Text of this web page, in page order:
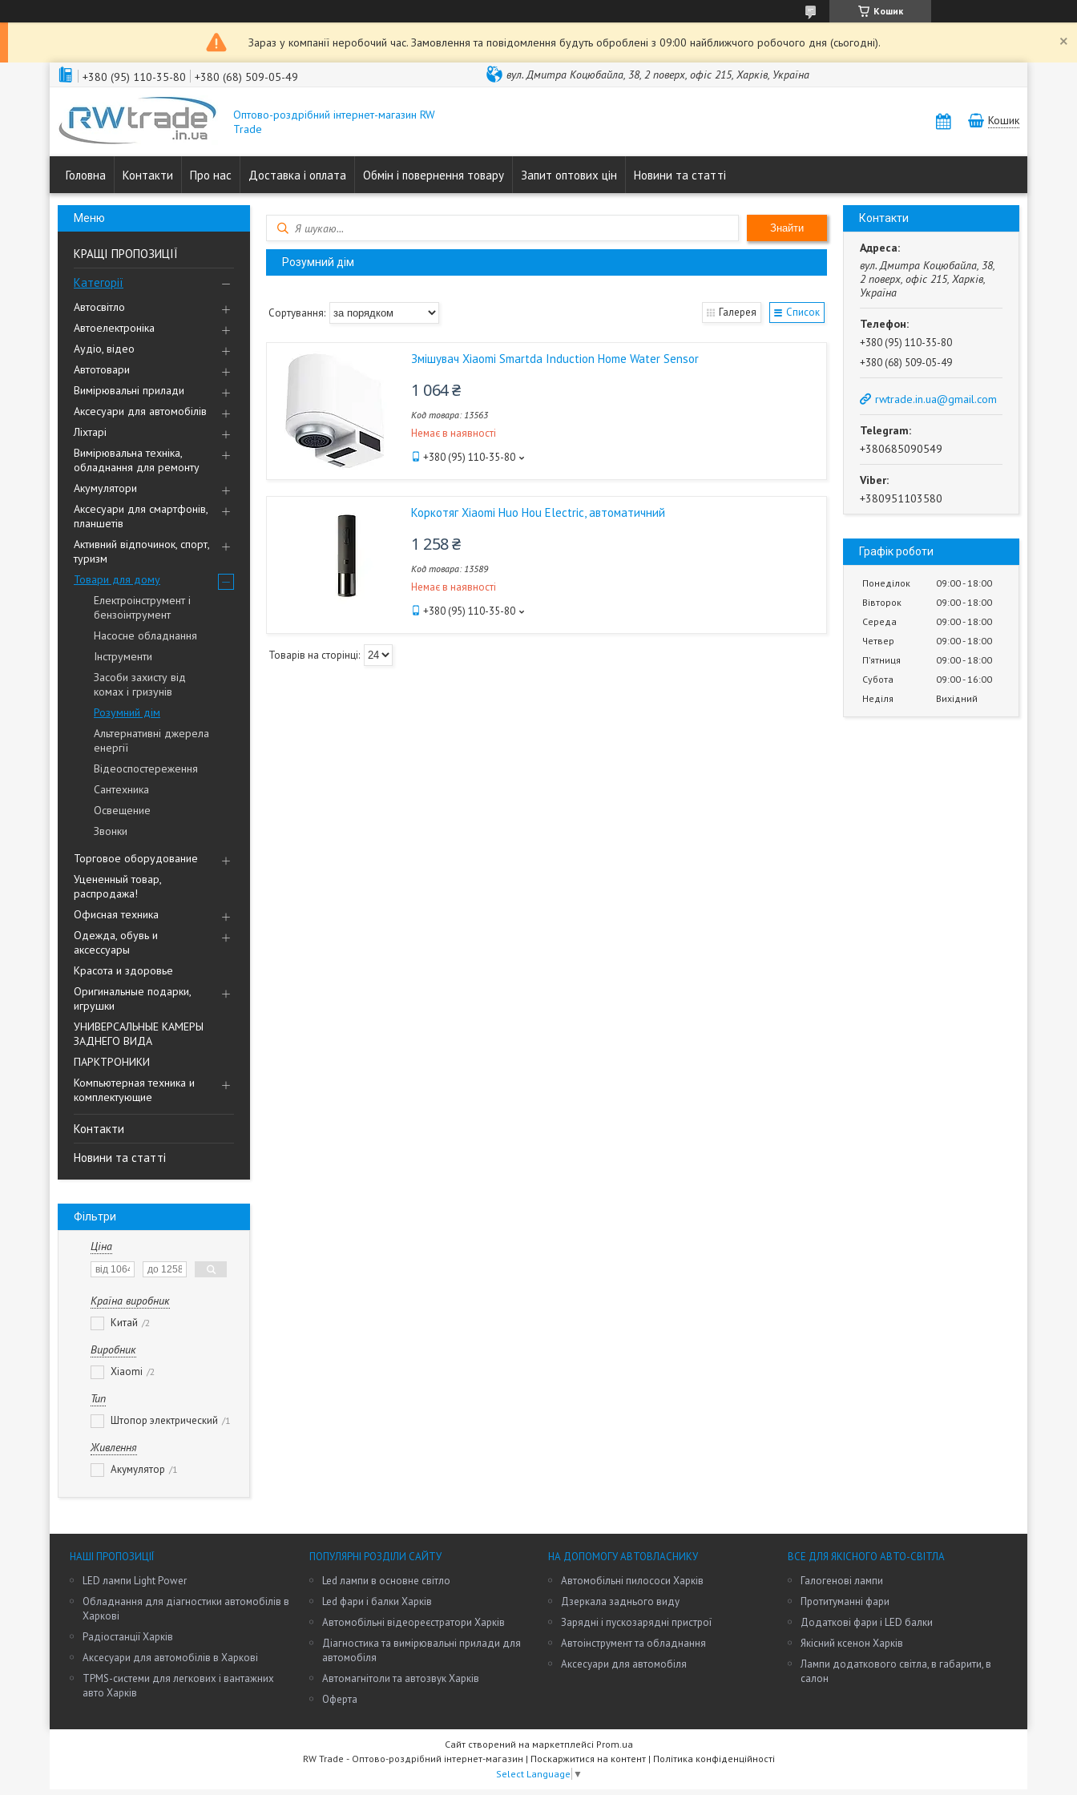
Кошик
Зараз у компанії неробочий час. Замовлення та повідомлення будуть оброблені з 09:00 найближчого робочого дня (сьогодні).
+380 (95) 110-35-80 +380 (68) 509-05-49 вул. Дмитра Коцюбайла, 38, 2 поверх, офіс 215, Харків, Україна
Оптово-роздрібний інтернет-магазин RW
Trade
Кошик
Головна Контакти Про нас Доставка і оплата Обмін і повернення товару Запит оптових цін Новини та статті
КРАЩІ ПРОПОЗИЦІЇ
Категорії
Автосвітло
Автоелектроніка
Аудіо, відео
Автотовари
Вимірювальні прилади
Аксесуари для автомобілів
Ліхтарі
Вимірювальна техніка,
обладнання для ремонту
Акумулятори
Аксесуари для смартфонів,
планшетів
Активний відпочинок, спорт,
туризм
Товари для дому
Електроінструмент і
бензоінтрумент
Насосне обладнання
Інструменти
Засоби захисту від
комах і гризунів
Розумний дім
Альтернативні джерела
енергії
Відеоспостереження
Сантехника
Освещение
Звонки
Торговое оборудование
Уцененный товар,
распродажа!
Офисная техника
Одежда, обувь и
аксессуары
Красота и здоровье
Оригинальные подарки,
игрушки
УНИВЕРСАЛЬНЫЕ КАМЕРЫ
ЗАДНЕГО ВИДА
ПАРКТРОНИКИ
Компьютерная техника и
комплектующие
Контакти
Новини та статті
Фільтри
Ціна
Країна виробник
Китай 2
Виробник
Xiaomi 2
Тип
Штопор электрический 1
Живлення
Акумулятор 1
Знайти
Розумний дім
Галерея Список
Змішувач Xiaomi Smartda Induction Home Water Sensor
1 064 ₴
13563
Немає в наявності
+380 (95) 110-35-80
Коркотяг Xiaomi Huo Hou Electric, автоматичний
1 258 ₴
13589
Немає в наявності
+380 (95) 110-35-80
Контакти
вул. Дмитра Коцюбайла, 38,
2 поверх, офіс 215, Харків,
Україна
+380 (95) 110-35-80
+380 (68) 509-05-49
rwtrade.in.ua@gmail.com
+380685090549
+380951103580
Графік роботи
Понеділок 09:00 18:00
Вівторок
09:00 18:00
Середа
09:00 18:00
Четвер
09:00 18:00
Пʼятниця
09:00 18:00
Субота
09:00 16:00
Неділя
Вихідний
НАШІ ПРОПОЗИЦІЇ
LED лампи Light Power
Обладнання для діагностики автомобілів в
Харкові
Радіостанції Харків
Аксесуари для автомобілів в Харкові
TPMS-системи для легкових і вантажних
авто Харків
ПОПУЛЯРНІ РОЗДІЛИ САЙТУ
Led лампи в основне світло
Led фари і балки Харків
Автомобільні відеореєстратори Харків
Діагностика та вимірювальні прилади для
автомобіля
Автомагнітоли та автозвук Харків
Оферта
НА ДОПОМОГУ АВТОВЛАСНИКУ
Автомобільні пилососи Харків
Дзеркала заднього виду
Зарядні і пускозарядні пристрої
Автоінструмент та обладнання
Аксесуари для автомобіля
ВСЕ ДЛЯ ЯКІСНОГО АВТО-СВІТЛА
Галогенові лампи
Протитуманні фари
Додаткові фари і LED балки
Якісний ксенон Харків
Лампи додаткового світла, в габарити, в
салон
Сайт створений на маркетплейсі Prom.ua
RW Trade - Оптово-роздрібний інтернет-магазин | Поскаржитися на контент | Політика конфіденційності
Select Language ▼